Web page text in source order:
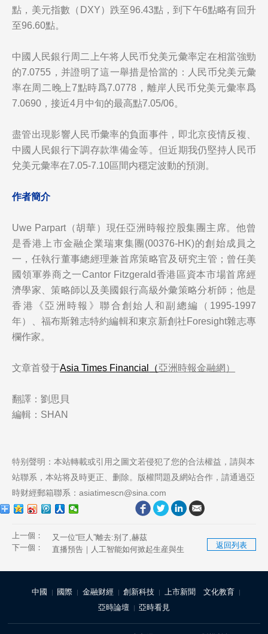
點，美元指數（DXY）跌至96.43點，到下午6點略有回升
至96.60點。
中國人民銀行周二上午将人民币兌美元彙率定在相當強勁
的7.0755，并證明了這一舉措是恰當的：人民币兌美元彙
率在周二晚上7點時爲7.0778，離岸人民币兌美元彙率爲
7.0690，接近4月中旬的最高點7.05/06。
盡管出現影響人民币彙率的負面事件，即北京疫情反複、
中國人民銀行下調存款準備金等。但近期我仍堅持人民币
兌美元彙率在7.05-7.10區間内穩定波動的預測。
作者簡介
Uwe Parpart（胡華）現任亞洲時報控股集團主席。他曾
是香港上市金融企業瑞東集團(00376-HK)的創始成員之
一，任執行董事總經理兼首席策略官及研究主管；曾任美
國領軍券商之一Cantor Fitzgerald香港區資本市場首席經
濟學家、策略師以及美國銀行高級外彙策略分析師；他是
香港《亞洲時報》聯合創始人和副總編（1995-1997
年）、福布斯雜志特約編輯和東京新創社Foresight雜志專
欄作家。
文章首發于Asia Times Financial （亞洲時報金融網 ）
翻譯：劉思貝
編輯：SHAN
特别聲明：本站轉載或引用之圖文若侵犯了您的合法權益，請與本
站聯系，本站将及時更正、删除。版權問題及網站合作，請通過亞
時财經郵箱聯系：asiatimescn@sina.com
上一個：
又一位“巨人”離去:别了,赫茲
下一個：
直播預告｜人工智能如何掀起生産與生
返回列表
中國 國際 金融财經 創新科技 上市新聞 文化教育
亞時論壇 亞時看見